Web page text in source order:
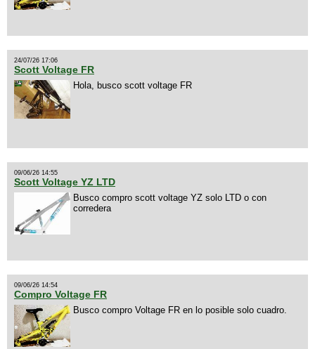
24/07/26 17:06
Scott Voltage FR
Hola, busco scott voltage FR
09/06/26 14:55
Scott Voltage YZ LTD
Busco compro scott voltage YZ solo LTD o con
corredera
09/06/26 14:54
Compro Voltage FR
Busco compro Voltage FR en lo posible solo cuadro.